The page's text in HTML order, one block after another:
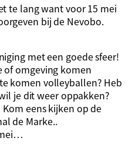
te lang want voor 15 mei
bij de Nevobo.
met een goede sfeer!
of omgeving komen
komen volleyballen? Heb
je dit weer oppakken?
eens kijken op de
de Marke..